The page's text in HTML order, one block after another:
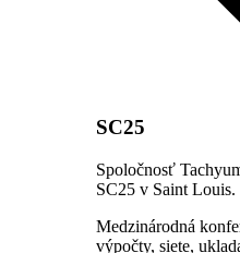
SC25
Spoločnosť
SC25 v Saint Louis.
Medzinárodná
výpočty, siete,